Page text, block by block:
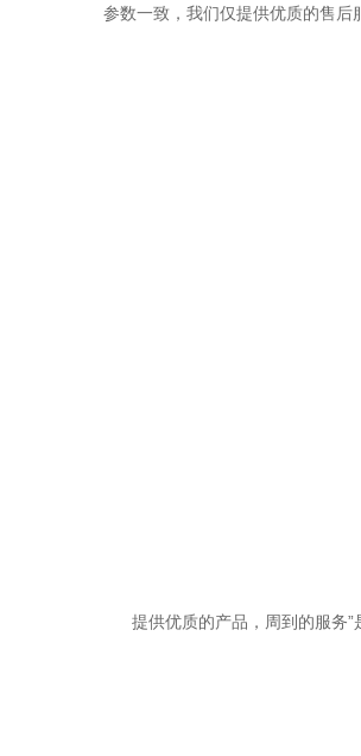
参数一致，我们仅提供优质的售后
提供优质的产品，周到的服务”